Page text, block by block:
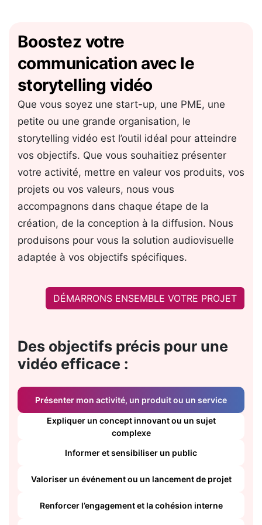
Détail
MOTION DESIGN – CHAMBRE
D’AGRICULTURE DE
NORMANDIE – Idées reçues
Boostez votre
communication avec le
storytelling vidéo
Que vous soyez une start-up, une PME, une
petite ou une grande organisation, le
storytelling vidéo est l’outil idéal pour atteindre
vos objectifs. Que vous souhaitiez présenter
votre activité, mettre en valeur vos produits, vos
projets ou vos valeurs, nous vous
accompagnons dans chaque étape de la
création, de la conception à la diffusion. Nous
produisons pour vous la solution audiovisuelle
adaptée à vos objectifs spécifiques.
DÉMARRONS ENSEMBLE VOTRE PROJET
Des objectifs précis pour une
vidéo efficace :
Présenter mon activité, un produit ou un service
Expliquer un concept innovant ou un sujet
complexe
Informer et sensibiliser un public
Valoriser un événement ou un lancement de projet
Renforcer l’engagement et la cohésion interne